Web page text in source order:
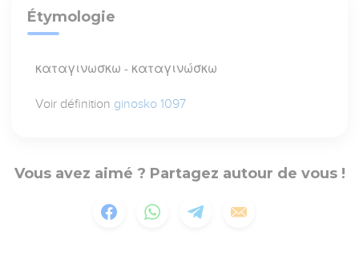
Étymologie
καταγινωσκω - καταγινώσκω
Voir définition ginosko 1097
Vous avez aimé ? Partagez autour de vous !